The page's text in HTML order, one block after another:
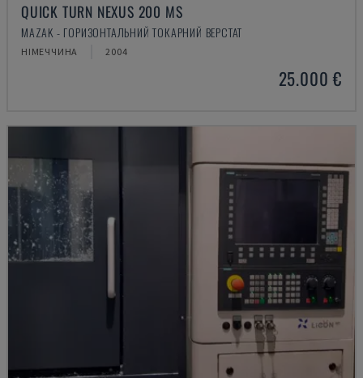
QUICK TURN NEXUS 200 MS
MAZAK - ГОРИЗОНТАЛЬНИЙ ТОКАРНИЙ ВЕРСТАТ
НІМЕЧЧИНА 2004
25.000 €